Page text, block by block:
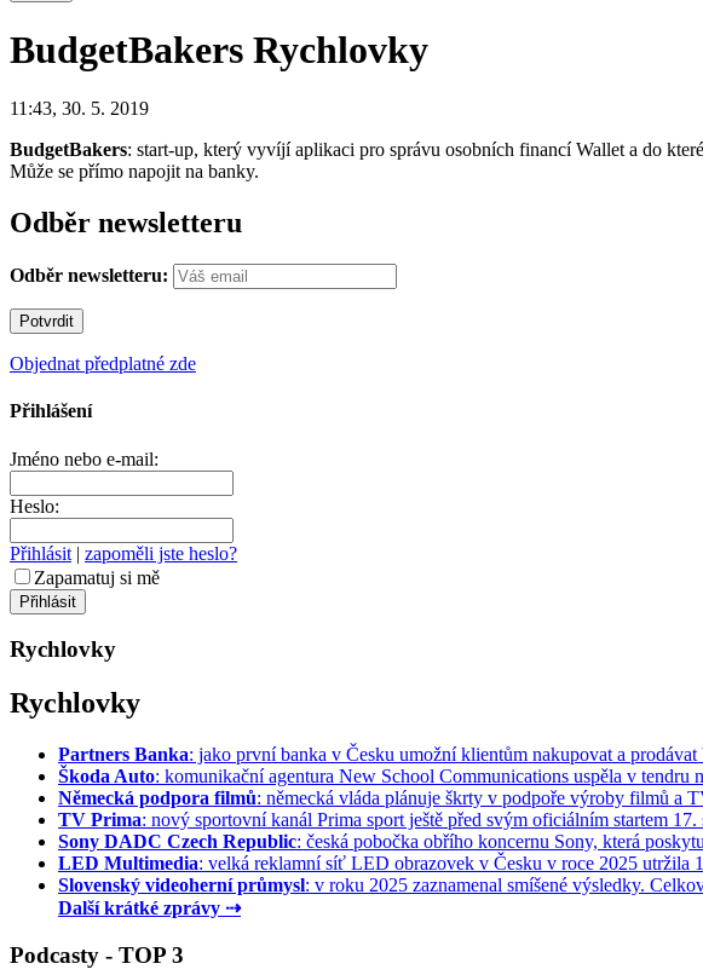
BudgetBakers Rychlovky
11:43, 30. 5. 2019
BudgetBakers: start-up, který vyvíjí aplikaci pro správu osobních financí Wallet a do
Může se přímo napojit na banky.
Odběr newsletteru
Odběr newsletteru:
Objednat předplatné zde
Přihlášení
Jméno nebo e-mail:
Heslo:
Přihlásit | zapoměli jste heslo?
Zapamatuj si mě
Rychlovky
Rychlovky
Partners Banka: jako první banka v Česku umožní klientům nakupovat a
Škoda Auto: komunikační agentura New School Communications uspěla v tendru
Německá podpora filmů: německá vláda plánuje škrty v podpoře výroby filmů a
TV Prima: nový sportovní kanál Prima sport ještě před svým oficiálním startem
Sony DADC Czech Republic: česká pobočka obřího koncernu Sony, která
LED Multimedia: velká reklamní síť LED obrazovek v Česku v roce 2025 utržila
Slovenský videoherní průmysl: v roku 2025 zaznamenal smíšené výsledky.
Další krátké zprávy ⇢
Podcasty - TOP 3